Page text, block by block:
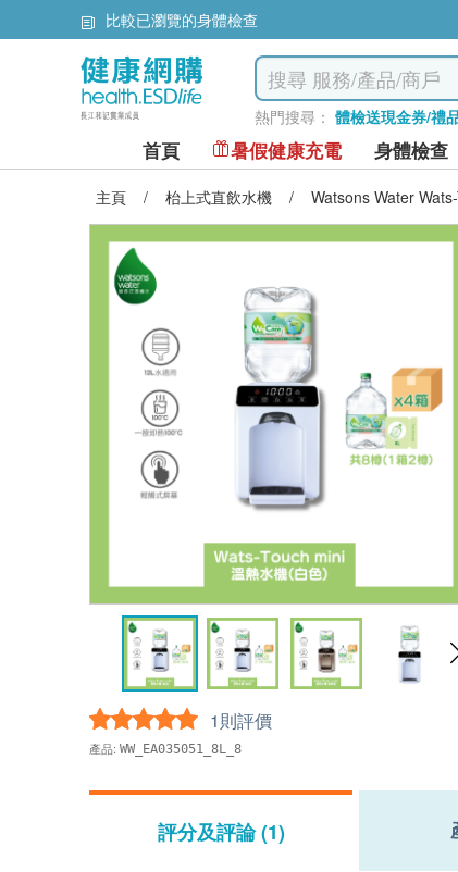
比較已瀏覽的身體檢查
熱門搜尋： 體檢送現金券/禮
首頁 暑假健康充電 身體檢查
主頁 / 枱上式直飲水機 / Watsons Water
1則評價
產品: WW_EA035051_8L_8
評分及評論 (1)